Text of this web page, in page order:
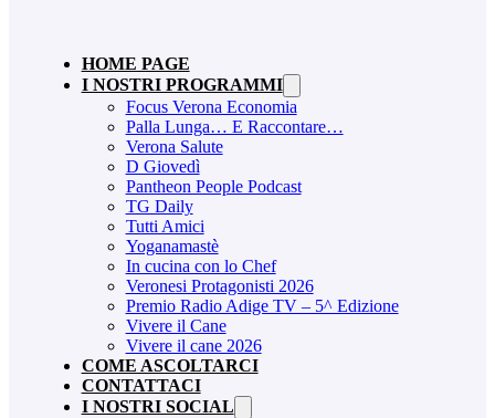
HOME PAGE
I NOSTRI PROGRAMMI
Focus Verona Economia
Palla Lunga… E Raccontare…
Verona Salute
D Giovedì
Pantheon People Podcast
TG Daily
Tutti Amici
Yoganamastè
In cucina con lo Chef
Veronesi Protagonisti 2026
Premio Radio Adige TV – 5^ Edizione
Vivere il Cane
Vivere il cane 2026
COME ASCOLTARCI
CONTATTACI
I NOSTRI SOCIAL